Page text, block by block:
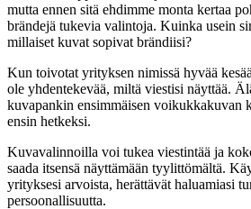
mutta ennen sitä ehdimme monta kertaa
brändejä tukevia valintoja. Kuinka usein
millaiset kuvat sopivat brändiisi?
Kun toivotat yrityksen nimissä hyvää
ole yhdentekevää, miltä viestisi näyttää.
kuvapankin ensimmäisen voikukkakuvan
ensin hetkeksi.
Kuvavalinnoilla voi tukea viestintää ja
saada itsensä näyttämään tyylittömältä.
yrityksesi arvoista, herättävät haluamiasi
persoonallisuutta.